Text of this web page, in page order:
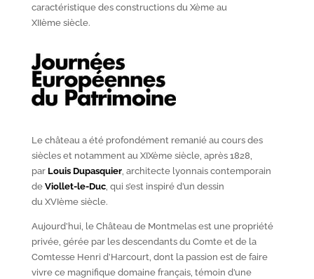
caractéristique des constructions du Xèmeau
XIIèmesiècle.
Le château a été profondément remanié au cours des
siècles et notamment au XIXèmesiècle, après 1828,
par Louis Dupasquier, architecte lyonnais contemporain
de Viollet-le-Duc, qui s’est inspiré d’un dessin
du XVIèmesiècle.
Aujourd’hui, le Château de Montmelas est une propriété
privée, gérée par les descendants du Comte et de la
Comtesse Henri d’Harcourt, dont la passion est de faire
vivre ce magnifique domaine français, témoin d’une